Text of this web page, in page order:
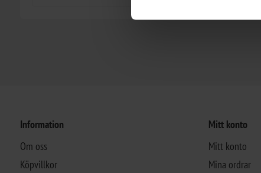
Information
Om oss
Köpvillkor
Mitt konto
Mitt konto
Mina ordrar